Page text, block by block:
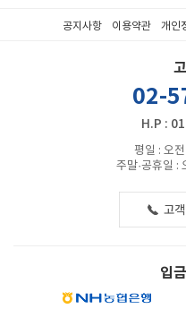
공지사항 이용약관 개인
02-
H.P :
평일 : 오
주말·공휴일 :
입